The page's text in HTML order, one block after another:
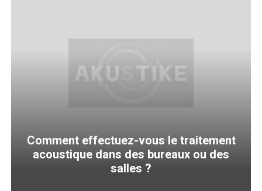
Comment effectuez-vous le traitement
acoustique dans des bureaux ou des
salles ?